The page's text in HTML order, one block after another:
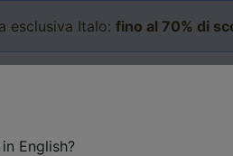
esclusiva Italo: fino al 70% di
English?